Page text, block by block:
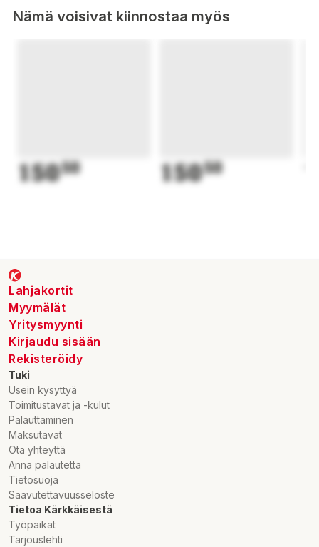
Nämä voisivat kiinnostaa myös
15050 15050
Lahjakortit
Myymälät
Yritysmyynti
Kirjaudu sisään
Rekisteröidy
Tuki
Usein kysyttyä
Toimitustavat ja -kulut
Palauttaminen
Maksutavat
Ota yhteyttä
Anna palautetta
Tietosuoja
Saavutettavuusseloste
Tietoa Kärkkäisestä
Työpaikat
Tarjouslehti